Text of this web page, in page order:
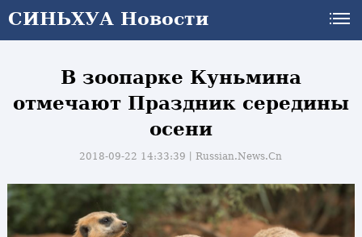
СИНЬХУА Новости
В зоопарке Куньмина
отмечают Праздник середины
осени
2018-09-22 14:33:39丨Russian.News.Cn